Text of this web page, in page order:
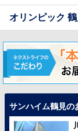
オリンピック
サンハイム鶴見の